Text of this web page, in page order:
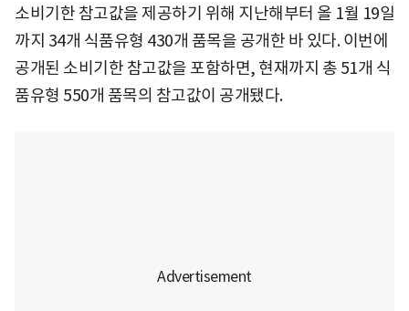
소비기한 참고값을 제공하기 위해 지난해부터 올 1월 19일
까지 34개 식품유형 430개 품목을 공개한 바 있다. 이번에
공개된 소비기한 참고값을 포함하면, 현재까지 총 51개 식
품유형 550개 품목의 참고값이 공개됐다.